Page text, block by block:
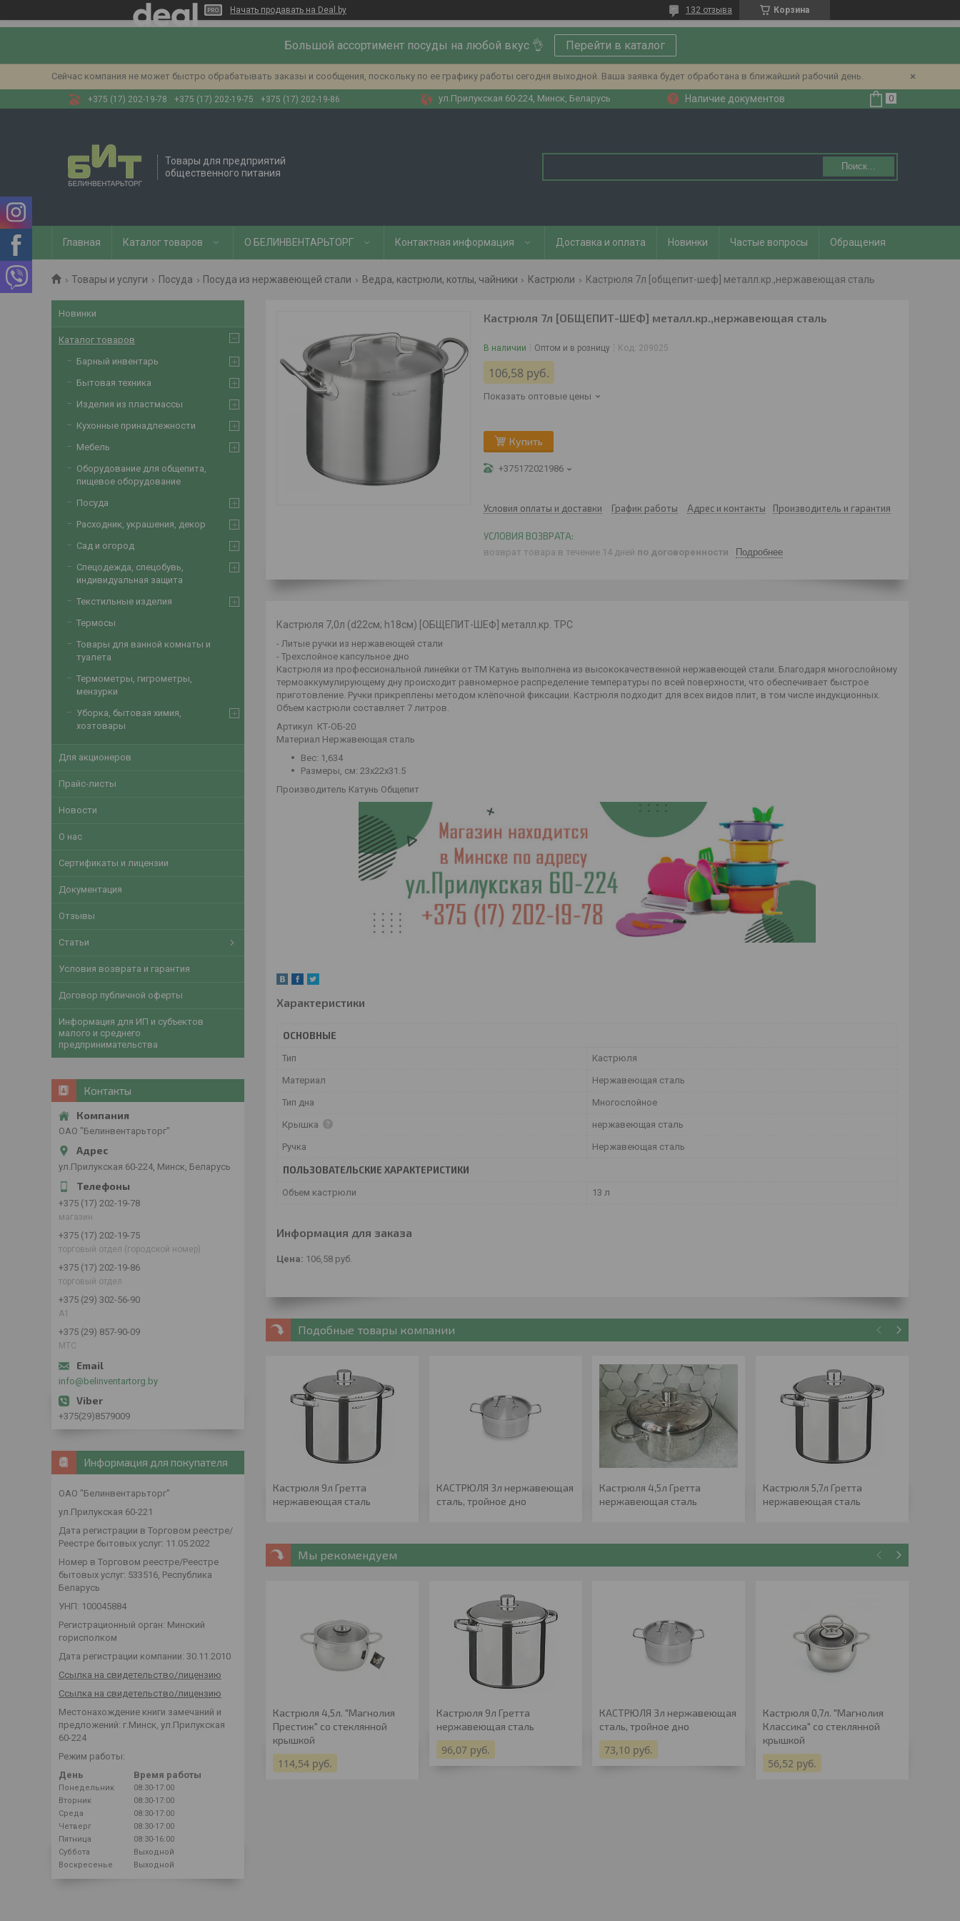
Начать продавать на Deal.by Корзина
132 отзыва
Большой ассортимент посуды на любой вкус 👌 Перейти в каталог
Сейчас компания не может быстро обрабатывать заказы и сообщения, поскольку по ее графику работы сегодня выходной. Ваша заявка будет обработана в ближайший рабочий день.
+375 (17) 202-19-78 +375 (17) 202-19-75 +375 (17) 202-19-86 ул.Прилукская 60-224, Минск, Беларусь Наличие документов
Товары для предприятий
общественного питания
Поиск...
Главная Каталог товаров О БЕЛИНВЕНТАРЬТОРГ Контактная информация Доставка и оплата Новинки Частые вопросы Обращения
Товары и услуги Посуда Посуда из нержавеющей стали Ведра, кастрюли, котлы, чайники Кастрюли Кастрюля 7л [общепит-шеф] металл.кр.,нержавеющая сталь
Кастрюля 7л [ОБЩЕПИТ-ШЕФ] металл.кр.,нержавеющая сталь
В наличии Оптом и в розницу Код: 209025
106,58 руб.
Показать оптовые цены
Купить
+375172021986
Условия оплаты и доставки График работы Адрес и контакты Производитель и гарантия
возврат товара в течение 14 дней по договоренности Подробнее
Кастрюля 7,0л (d22см; h18см) [ОБЩЕПИТ-ШЕФ] металл.кр. ТРС
- Литые ручки из нержавеющей стали
- Трехслойное капсульное дно
Кастрюля из профессиональной линейки от ТМ Катунь выполнена из высококачественной нержавеющей стали. Благодаря многослойному
термоаккумулирующему дну происходит равномерное распределение температуры по всей поверхности, что обеспечивает быстрое
приготовление. Ручки прикреплены методом клёпочной фиксации. Кастрюля подходит для всех видов плит, в том числе индукционных.
Объем кастрюли составляет 7 литров.
Артикул КТ-ОБ-20
Материал Нержавеющая сталь
Веc: 1,634
Размеры, см: 23x22x31.5
Производитель Катунь Общепит
Характеристики
ОСНОВНЫЕ
Тип Кастрюля
Материал Нержавеющая сталь
Тип дна Многослойное
Крышка нержавеющая сталь
Ручка Нержавеющая сталь
ПОЛЬЗОВАТЕЛЬСКИЕ ХАРАКТЕРИСТИКИ
Объем кастрюли 13 л
Информация для заказа
Цена: 106,58 руб.
Подобные товары компании
Кастрюля 9л Гретта
нержавеющая сталь
КАСТРЮЛЯ 3л нержавеющая
сталь, тройное дно
Кастрюля 4,5л Гретта
нержавеющая сталь
Кастрюля 5,7л Гретта
нержавеющая сталь
Мы рекомендуем
Кастрюля 4,5л. "Магнолия
Престиж" со стеклянной
крышкой
114,54 руб.
Кастрюля 9л Гретта
нержавеющая сталь
96,07 руб.
КАСТРЮЛЯ 3л нержавеющая
сталь, тройное дно
73,10 руб.
Кастрюля 0,7л. "Магнолия
Классика" со стеклянной
крышкой
56,52 руб.
Новинки
Каталог товаров
Барный инвентарь
Бытовая техника
Изделия из пластмассы
Кухонные принадлежности
Мебель
Оборудование для общепита,
пищевое оборудование
Посуда
Расходник, украшения, декор
Сад и огород
Спецодежда, спецобувь,
индивидуальная защита
Текстильные изделия
Термосы
Товары для ванной комнаты и
туалета
Термометры, гигрометры,
мензурки
Уборка, бытовая химия,
хозтовары
Для акционеров
Прайс-листы
Новости
О нас
Сертификаты и лицензии
Документация
Отзывы
Статьи
Условия возврата и гарантия
Договор публичной оферты
Информация для ИП и субъектов
малого и среднего
предпринимательства
Контакты
ОАО "Белинвентарьторг"
ул.Прилукская 60-224, Минск, Беларусь
+375 (17) 202-19-78
магазин
+375 (17) 202-19-75
торговый отдел (городской номер)
+375 (17) 202-19-86
торговый отдел
+375 (29) 302-56-90
А1
+375 (29) 857-90-09
МТС
info@belinventartorg.by
+375(29)8579009
Информация для покупателя
ОАО "Белинвентарьторг"
ул.Прилукская 60-221
Дата регистрации в Торговом реестре/
Реестре бытовых услуг: 11.05.2022
Номер в Торговом реестре/Реестре
бытовых услуг: 533516, Республика
Беларусь
УНП: 100045884
Регистрационный орган: Минский
горисполком
Дата регистрации компании: 30.11.2010
Ссылка на свидетельство/лицензию
Ссылка на свидетельство/лицензию
Местонахождение книги замечаний и
предложений: г.Минск, ул.Прилукская
60-224
Режим работы:
День
Время работы
Понедельник
08:30-17:00
Вторник
08:30-17:00
Среда
08:30-17:00
Четверг
08:30-17:00
Пятница
08:30-16:00
Суббота
Выходной
Воскресенье
Выходной